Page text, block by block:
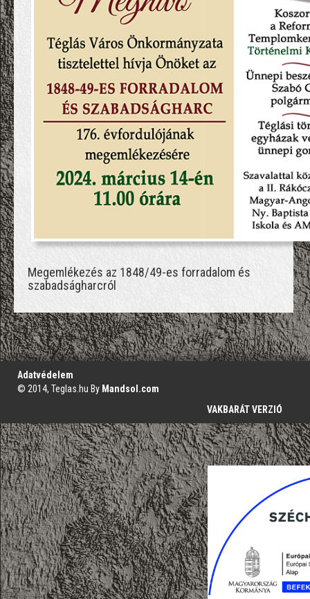
Megemlékezés az 1848/49-es forradalom és
szabadságharcról
';
Adatvédelem
© 2014, Teglas.hu By Mandsol.com
VAKBARÁT VERZIÓ